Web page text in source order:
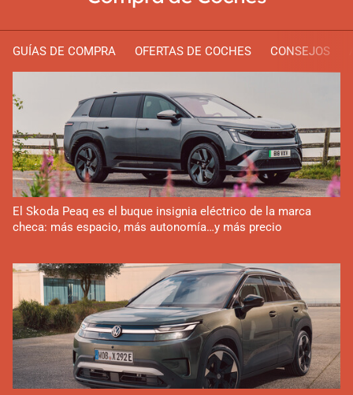
GUÍAS DE COMPRA OFERTAS DE COCHES CONSEJOS
El Skoda Peaq es el buque insignia eléctrico de la marca
checa: más espacio, más autonomía…y más precio